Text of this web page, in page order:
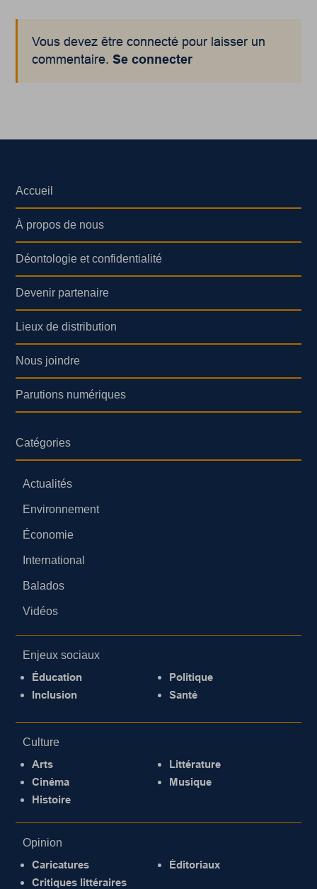
Vous devez être connecté pour laisser un
commentaire.Se connecter
Accueil
À propos de nous
Déontologie et confidentialité
Devenir partenaire
Lieux de distribution
Nous joindre
Parutions numériques
Catégories
Actualités
Environnement
Économie
International
Balados
Vidéos
Enjeux sociaux
Éducation
Inclusion
Politique
Santé
Culture
Arts
Cinéma
Histoire
Littérature
Musique
Opinion
Caricatures
Critiques littéraires
Éditoriaux